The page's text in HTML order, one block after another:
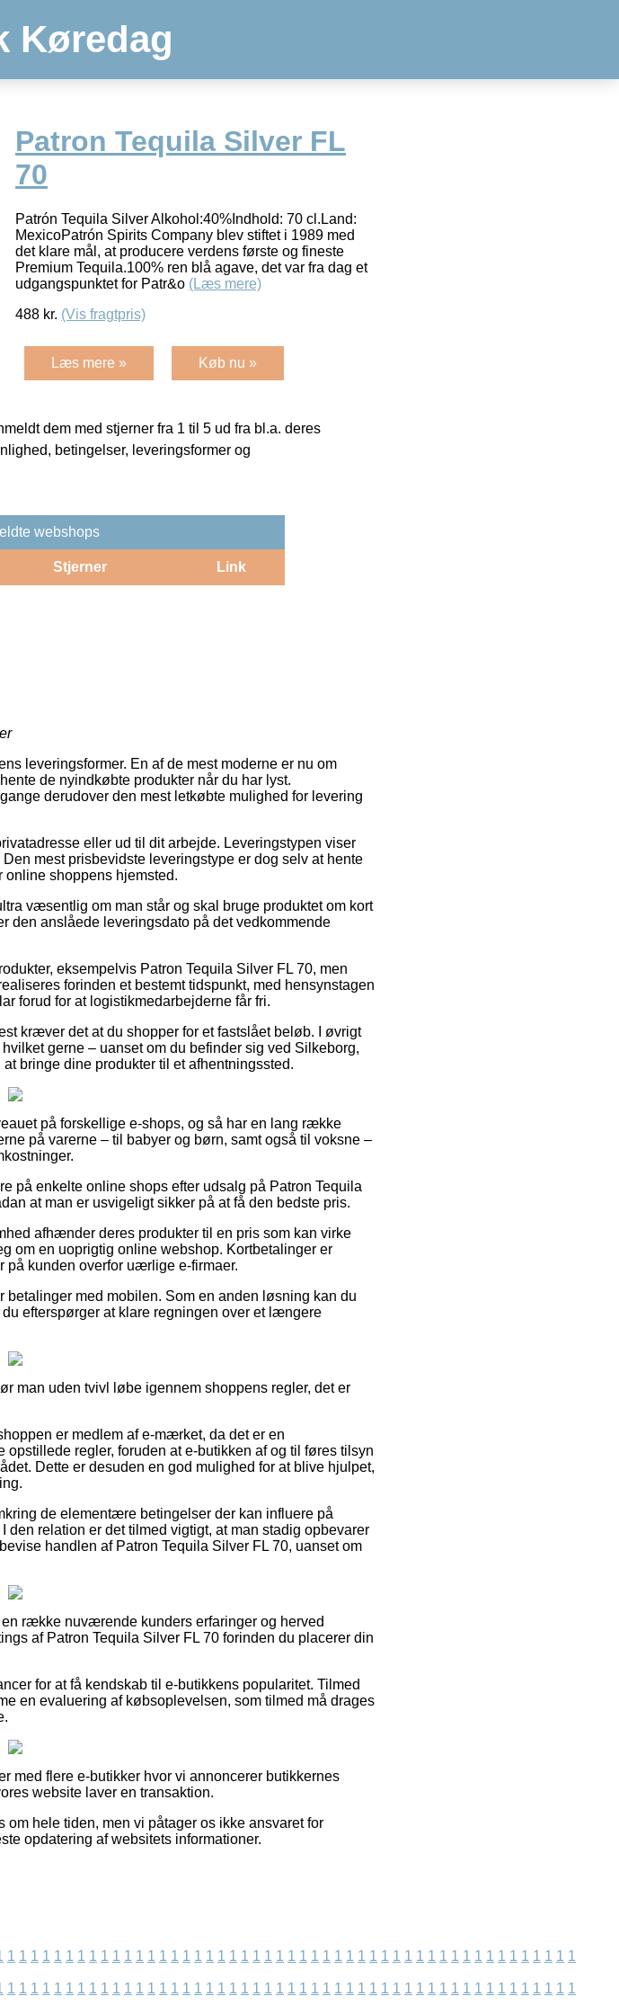
Køredag
Patron Tequila Silver FL
70
Patrón Tequila Silver Alkohol:40%Indhold: 70 cl.Land:
MexicoPatrón Spirits Company blev stiftet i 1989 med
det klare mål, at producere verdens første og fineste
Premium Tequila.100% ren blå agave, det var fra dag et
udgangspunktet for Patr&o (Læs mere)
488 kr. (Vis fragtpris)
Læs mere » Køb nu »
dem med stjerner fra 1 til 5 ud fra bl.a. deres
betingelser, leveringsformer og
webshops
Stjerner Link
leveringsformer. En af de mest moderne er nu om
de nyindkøbte produkter når du har lyst.
derudover den mest letkøbte mulighed for levering
eller ud til dit arbejde. Leveringstypen viser
mest prisbevidste leveringstype er dog selv at hente
shoppens hjemsted.
væsentlig om man står og skal bruge produktet om kort
den anslåede leveringsdato på det vedkommende
eksempelvis Patron Tequila Silver FL 70, men
forinden et bestemt tidspunkt, med hensynstagen
forud for at logistikmedarbejderne får fri.
kræver det at du shopper for et fastslået beløb. I øvrigt
gerne – uanset om du befinder sig ved Silkeborg,
bringe dine produkter til et afhentningssted.
på forskellige e-shops, og så har en lang række
på varerne – til babyer og børn, samt også til voksne –
på enkelte online shops efter udsalg på Patron Tequila
at man er usvigeligt sikker på at få den bedste pris.
afhænder deres produkter til en pris som kan virke
om en uoprigtig online webshop. Kortbetalinger er
på kunden overfor uærlige e-firmaer.
med mobilen. Som en anden løsning kan du
efterspørger at klare regningen over et længere
man uden tvivl løbe igennem shoppens regler, det er
er medlem af e-mærket, da det er en
regler, foruden at e-butikken af og til føres tilsyn
Dette er desuden en god mulighed for at blive hjulpet,
de elementære betingelser der kan influere på
den relation er det tilmed vigtigt, at man stadig opbevarer
handlen af Patron Tequila Silver FL 70, uanset om
række nuværende kunders erfaringer og herved
af Patron Tequila Silver FL 70 forinden du placerer din
for at få kendskab til e-butikkens popularitet. Tilmed
en evaluering af købsoplevelsen, som tilmed må drages
med flere e-butikker hvor vi annoncerer butikkernes
website laver en transaktion.
hele tiden, men vi påtager os ikke ansvaret for
opdatering af websitets informationer.
1 1 1 1 1 1 1 1 1 1 1 1 1 1 1 1 1 1 1 1 1 1 1 1 1 1 1 1 1 1 1 1 1 1 1 1 1 1 1 1 1 1 1 1 1 1 1 1 1
1 1 1 1 1 1 1 1 1 1 1 1 1 1 1 1 1 1 1 1 1 1 1 1 1 1 1 1 1 1 1 1 1 1 1 1 1 1 1 1 1 1 1 1 1 1 1 1 1